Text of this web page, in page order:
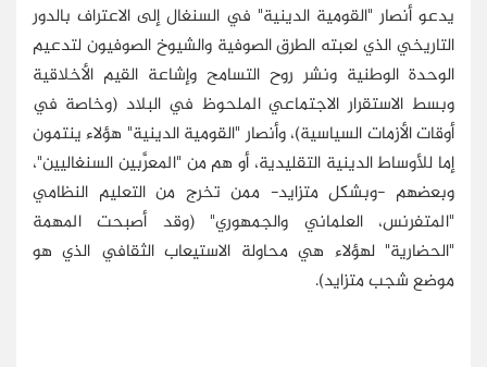
يدعو أنصار "القومية الدينية" في السنغال إلى الاعتراف بالدور
التاريخي الذي لعبته الطرق الصوفية والشيوخ الصوفيون لتدعيم
الوحدة الوطنية ونشر روح التسامح وإشاعة القيم الأخلاقية
وبسط الاستقرار الاجتماعي الملحوظ في البلاد (وخاصة في
أوقات الأزمات السياسية)، وأنصار "القومية الدينية" هؤلاء ينتمون
إما للأوساط الدينية التقليدية، أو هم من "المعرَّبين السنغاليين"،
وبعضهم -وبشكل متزايد- ممن تخرج من التعليم النظامي
"المتفرنس، العلماني والجمهوري" (وقد أصبحت المهمة
"الحضارية" لهؤلاء هي محاولة الاستيعاب الثقافي الذي هو
موضع شجب متزايد).